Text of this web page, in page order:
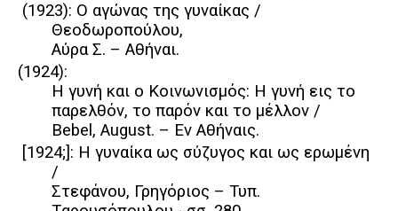
(1923): Ο αγώνας της γυναίκας /
Θεοδωροπούλου,
Αύρα Σ. – Αθήναι.
(1924):
Η γυνή και ο Κοινωνισμός: Η γυνή εις το
παρελθόν, το παρόν και το μέλλον /
Bebel, August. – Εν Αθήναις.
[1924;]: H γυναίκα ως σύζυγος και ως ερωμένη
/
Στεφάνου, Γρηγόριος – Τυπ.